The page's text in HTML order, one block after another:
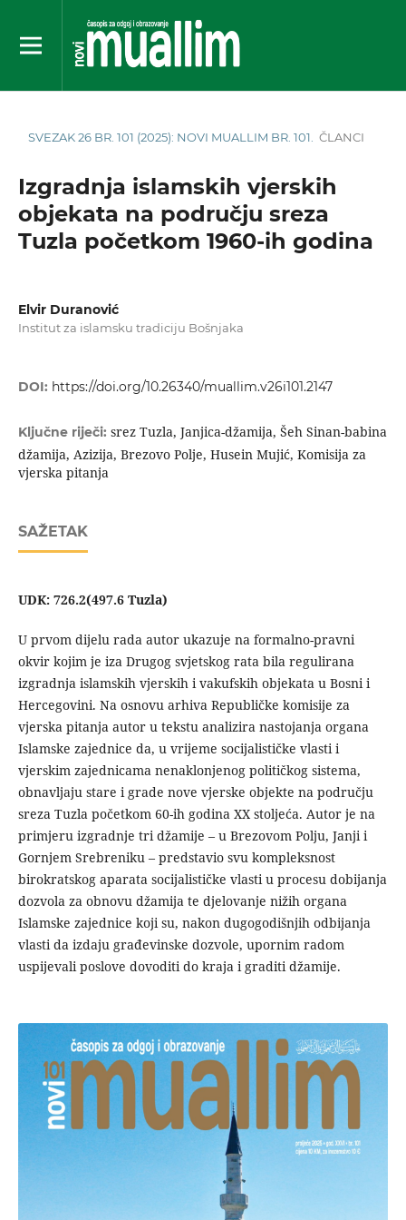
SVEZAK 26 BR. 101 (2025): NOVI MUALLIM BR. 101. ČLANCI
Izgradnja islamskih vjerskih
objekata na području sreza
Tuzla početkom 1960-ih godina
Elvir Duranović
Institut za islamsku tradiciju Bošnjaka
DOI: https://doi.org/10.26340/muallim.v26i101.2147
Ključne riječi: srez Tuzla, Janjica-džamija, Šeh Sinan-babina
džamija, Azizija, Brezovo Polje, Husein Mujić, Komisija za
vjerska pitanja
SAŽETAK
UDK: 726.2(497.6 Tuzla)
U prvom dijelu rada autor ukazuje na formalno-pravni
okvir kojim je iza Drugog svjetskog rata bila regulirana
izgradnja islamskih vjerskih i vakufskih objekata u Bosni i
Hercegovini. Na osnovu arhiva Republičke komisije za
vjerska pitanja autor u tekstu analizira nastojanja organa
Islamske zajednice da, u vrijeme socijalističke vlasti i
vjerskim zajednicama nenaklonjenog političkog sistema,
obnavljaju stare i grade nove vjerske objekte na području
sreza Tuzla početkom 60-ih godina XX stoljeća. Autor je na
primjeru izgradnje tri džamije – u Brezovom Polju, Janji i
Gornjem Srebreniku – predstavio svu kompleksnost
birokratskog aparata socijalističke vlasti u procesu dobijanja
dozvola za obnovu džamija te djelovanje nižih organa
Islamske zajednice koji su, nakon dugogodišnjih odbijanja
vlasti da izdaju građevinske dozvole, upornim radom
uspijevali poslove dovoditi do kraja i graditi džamije.